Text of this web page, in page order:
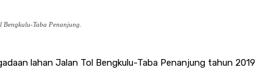
Taba Penanjung.
lahan Jalan Tol Bengkulu-Taba Penanjung tahun 2019